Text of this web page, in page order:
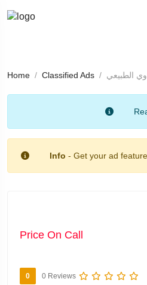
Home Classified Ads الطبيعي
Info - Get your ad
Price On Call
0 0 Reviews